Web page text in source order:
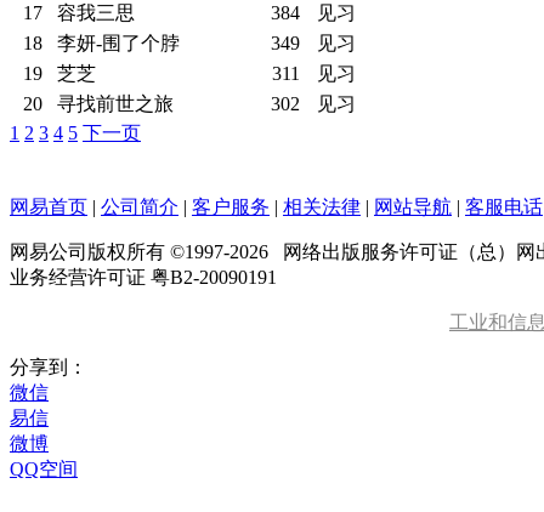
17
容我三思 384
见习
18
李妍-围了个脖 349
见习
19
芝芝 311
见习
20
寻找前世之旅 302
见习
1 2 3 4 5 下一页
网易首页 | 公司简介 | 客户服务 | 相关法律 | 网站导航 | 客服电话
网易公司版权所有 ©1997-2026 网络出版服务许可证（总）网
业务经营许可证 粤B2-20090191
工业和信
分享到：
微信
易信
微博
QQ空间